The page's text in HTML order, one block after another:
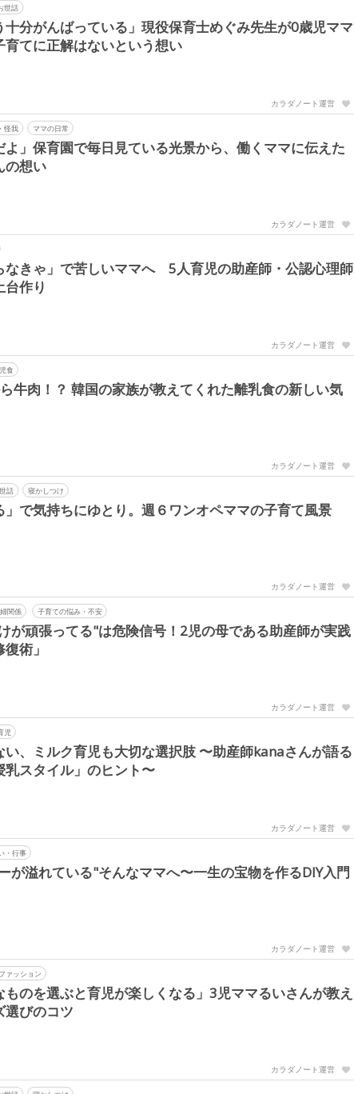
世話
十分がんばっている」現役保育士めぐみ先生が0歳児ママ
育てに正解はないという想い
カラダノート運営
怪我 ママの日常
よ」保育園で毎日見ている光景から、働くママに伝えた
の想い
カラダノート運営
なきゃ」で苦しいママへ 5人育児の助産師・公認心理師
台作り
カラダノート運営
食
牛肉！？ 韓国の家族が教えてくれた離乳食の新しい気
カラダノート運営
話 寝かしつけ
」で気持ちにゆとり。週６ワンオペママの子育て風景
カラダノート運営
関係 子育ての悩み・不安
が頑張ってる"は危険信号！2児の母である助産師が実践
術」
カラダノート運営
児
い、ミルク育児も大切な選択肢 〜助産師kanaさんが語る
乳スタイル」のヒント〜
カラダノート運営
・行事
が溢れている"そんなママへ〜一生の宝物を作るDIY入門
カラダノート運営
ァッション
ものを選ぶと育児が楽しくなる」3児ママるいさんが教え
選びのコツ
カラダノート運営